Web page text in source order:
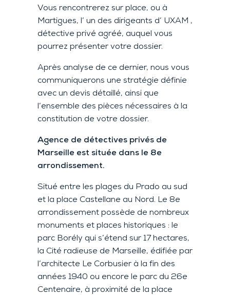
Vous rencontrerez sur place, ou à
Martigues, l’ un des dirigeants d’ UXAM ,
détective privé agréé, auquel vous
pourrez présenter votre dossier.
Après analyse de ce dernier, nous vous
communiquerons une stratégie définie
avec un devis détaillé, ainsi que
l’ensemble des pièces nécessaires à la
constitution de votre dossier.
Agence de détectives privés de
Marseille est située dans le 8e
arrondissement.
Situé entre les plages du Prado au sud
et la place Castellane au Nord. Le 8e
arrondissement possède de nombreux
monuments et places historiques : le
parc Borély qui s’étend sur 17 hectares,
la Cité radieuse de Marseille, édifiée par
l’architecte Le Corbusier à la fin des
années 1940 ou encore le parc du 26e
Centenaire, à proximité de la place